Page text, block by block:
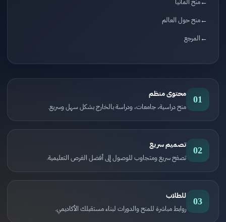
منح حول العالم
المرجع
01 محتوى منظم
منح دراسية، جامعات، ودراسة بالخارج بشكل سهل وسريع.
02 تصميم سريع
تصفح سريع ومتجاوب للوصول إلى أفضل الفرص التعليمية.
03 للطلاب
روابط مباشرة للمنح والدورات لبناء مستقبلك الأكاديمي.